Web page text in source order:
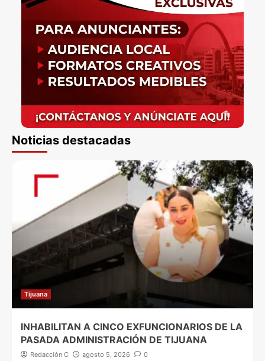
Noticias destacadas
Tijuana
INHABILITAN A CINCO EXFUNCIONARIOS DE LA
PASADA ADMINISTRACIÓN DE TIJUANA
Redacción C agosto 5, 2026 0